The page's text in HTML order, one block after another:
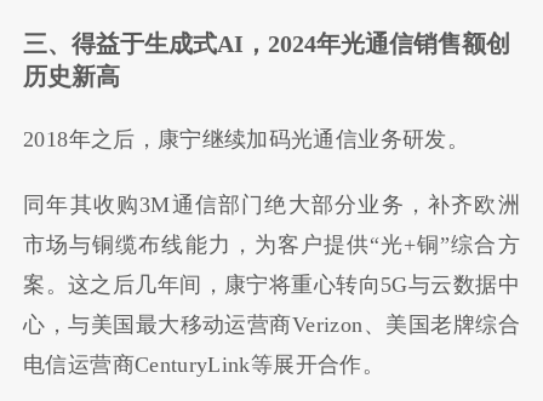
三、得益于生成式AI，2024年光通信销售额创
历史新高
2018年之后，康宁继续加码光通信业务研发。
同年其收购3M通信部门绝大部分业务，补齐欧洲
市场与铜缆布线能力，为客户提供“光+铜”综合方
案。这之后几年间，康宁将重心转向5G与云数据中
心，与美国最大移动运营商Verizon、美国老牌综合
电信运营商CenturyLink等展开合作。